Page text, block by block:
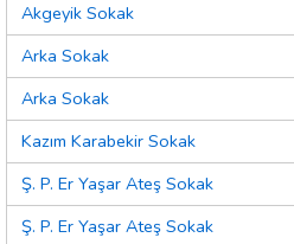
Akgeyik Sokak
Arka Sokak
Arka Sokak
Kazım Karabekir Sokak
Ş. P. Er Yaşar Ateş Sokak
Ş. P. Er Yaşar Ateş Sokak